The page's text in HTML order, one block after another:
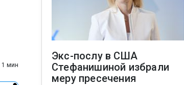
1 мин
Экс-послу в США
Стефанишиной избрали
меру пресечения